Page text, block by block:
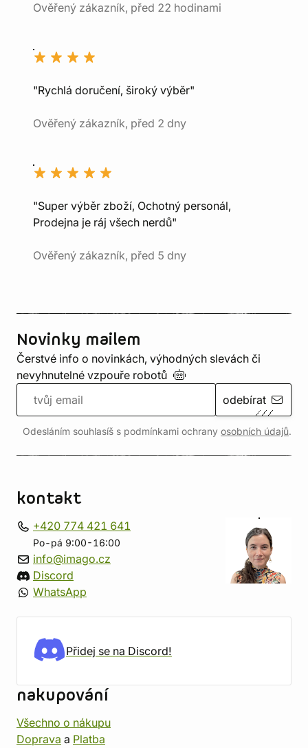
Ověřený zákazník, před 22 hodinami
"Rychlá doručení, široký výběr"
Ověřený zákazník, před 2 dny
"Super výběr zboží, Ochotný personál,
Prodejna je ráj všech nerdů"
Ověřený zákazník, před 5 dny
Novinky mailem
Čerstvé info o novinkách, výhodných slevách či
nevyhnutelné vzpouře robotů
odebírat
Odesláním souhlasíš s podmínkami ochrany osobních údajů.
kontakt
+420 774 421 641
Po-pá 9:00-16:00
info@imago.cz
Discord
WhatsApp
Přidej se na Discord!
nakupování
Všechno o nákupu
Doprava a Platba